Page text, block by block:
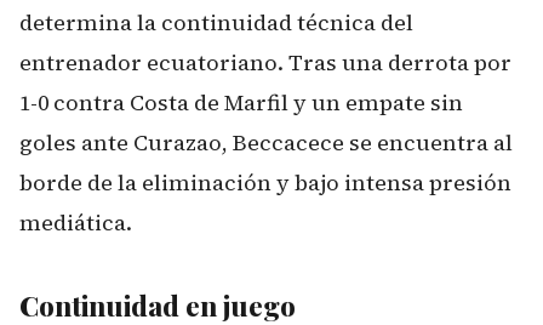
determina la continuidad técnica del
entrenador ecuatoriano. Tras una derrota por
1-0 contra Costa de Marfil y un empate sin
goles ante Curazao, Beccacece se encuentra al
borde de la eliminación y bajo intensa presión
mediática.
Continuidad en juego